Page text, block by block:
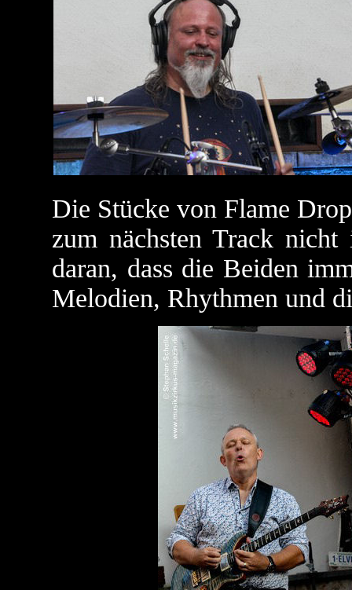
Die Stücke von Flame
zum nächsten Track
daran, dass die Beiden
Melodien, Rhythmen und